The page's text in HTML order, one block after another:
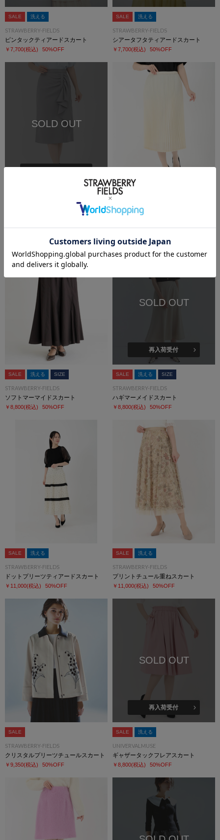
SALE 洗える
STRAWBERRY-FIELDS
ピンタックティアードスカート
￥7,700(税込) 50%OFF
SALE 洗える
STRAWBERRY-FIELDS
シアータフタティアードスカート
￥7,700(税込) 50%OFF
SOLD OUT
￥8,800(税込) 50%OFF
SALE
STRAWBERRY-FIELDS
￥15,950(税込) 50%OFF
SALE 洗える SIZE
STRAWBERRY-FIELDS
ソフトマーマイドスカート
￥8,800(税込) 50%OFF
SOLD OUT
再入荷受付
SALE 洗える SIZE
STRAWBERRY-FIELDS
ハギマーメイドスカート
￥8,800(税込) 50%OFF
SALE 洗える
STRAWBERRY-FIELDS
ドットプリーツティアードスカート
￥11,000(税込) 50%OFF
SALE 洗える
STRAWBERRY-FIELDS
プリントチュール重ねスカート
￥11,000(税込) 50%OFF
SALE
STRAWBERRY-FIELDS
クリスタルプリーツチュールスカート
￥9,350(税込) 50%OFF
SOLD OUT
再入荷受付
SALE 洗える
UNIVERVALMUSE
ギャザータックフレアスカート
￥8,800(税込) 50%OFF